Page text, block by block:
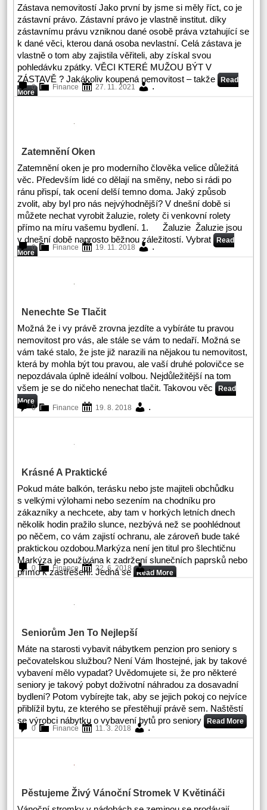
Zástava nemovitostí Jako první by jsme si měly říct, co je
zástavní právo. Zástavní právo je vlastně institut. díky
zástavnímu právu vzniknou dané osobě práva vztahující se
k dané věci, kterou daná osoba nevlastní. Celá zástava je
vlastně o tom aby zajistila věřiteli, aby získal svou
pohledávku zpátky. VĚCI KTERÉ MUŽOU BÝT V
ZÁSTAVĚ ? Jakákoliv koupená nemovitost – takže Read
More
0 Finance 27. 11. 2021 .
Zatemnění Oken
Zatemnění oken je pro moderního člověka velice důležitá
věc. Především lidé co dělají na směny, nebo si rádi po
ránu přispí, tak ocení delší temno doma. Jaký způsob
zvolit, aby byl pro nás nejvýhodnější? V dnešní době si
můžete nechat vyrobit žaluzie, rolety či venkovní rolety
přímo na míru vašemu bydlení. 1. Žaluzie Žaluzie jsou
v dnešní době naprosto běžnou záležitostí. Vybrat Read
More
0 Finance 19. 11. 2018 .
Nenechte Se Tlačit
Možná že i vy právě zrovna jezdíte a vybíráte tu pravou
nemovitost pro vás, ale stále se vám to nedaří. Možná se
vám také stalo, že jste již narazili na nějakou tu nemovitost,
která by mohla být tou pravou, ale vaší druhé polovičce se
nepozdávala úplně ideální volbou. Nejdůležitější na tom
všem je se do ničeho nenechat tlačit. Takovou věc Read
More
0 Finance 19. 8. 2018 .
Krásné A Praktické
Pokud máte balkón, terásku nebo jste majiteli obchůdku
s velkými výlohami nebo sezením na chodníku pro
zákazníky a nechcete, aby tam v horkých letních dnech
několik hodin pražilo slunce, nezbývá než se poohlédnout
po něčem, co vám zajistí ochranu, ale zároveň bude také
praktickou ozdobou.Markýza není jen titul pro šlechtičnu
Markýza je používána k zadržení slunečních paprsků nebo
přímo k zastřešení. Jedná se Read More
0 Finance 22. 6. 2018 .
Seniorům Jen To Nejlepší
Máte na starosti vybavit nábytkem penzion pro seniory s
pečovatelskou službou? Není Vám lhostejné, jak by takové
vybavení mělo vypadat? Uvědomujete si, že pro některé
seniory je takový pobyt doživotní náhradou za dosavadní
bydlení? Potom vybírejte tak, aby se jejich pokoj co nejvíce
přiblížil bytu, ze kterého se přestěhují právě sem. Naštěstí
se výrobci nábytku o vybavení bytů pro seniory Read More
0
Finance 11. 3. 2018 .
Pěstujeme Živý Vánoční Stromek V Květináči